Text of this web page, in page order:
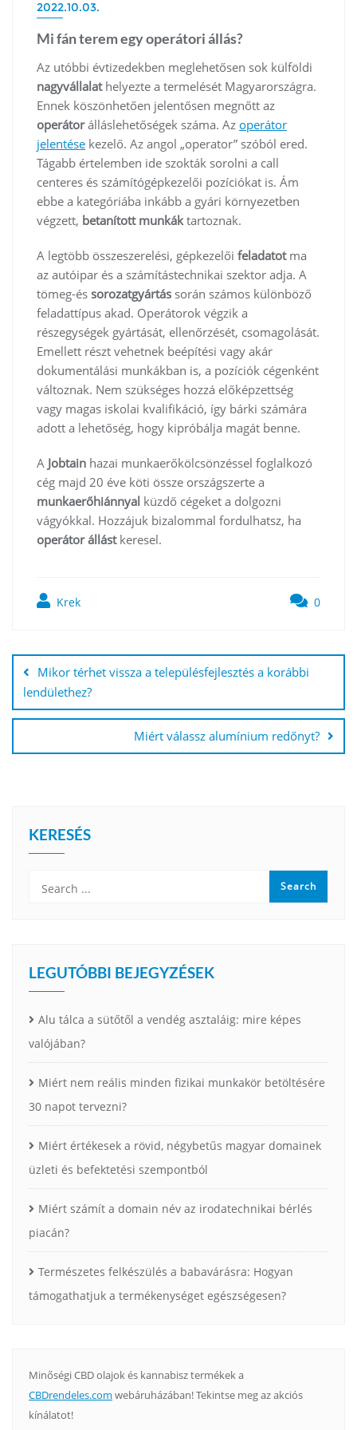
2022.10.03.
Mi fán terem egy operátori állás?
Az utóbbi évtizedekben meglehetősen sok külföldi
nagyvállalat helyezte a termelését Magyarországra.
Ennek köszönhetően jelentősen megnőtt az
operátorálláslehetőségek száma. Az operátor
jelentése kezelő. Az angol „operator” szóból ered.
Tágabb értelemben ide szokták sorolni a call
centeres és számítógépkezelői pozíciókat is. Ám
ebbe a kategóriába inkább a gyári környezetben
végzett, betanított munkák tartoznak.
A legtöbb összeszerelési, gépkezelői feladatot ma
az autóipar és a számítástechnikai szektor adja. A
tömeg-és sorozatgyártás során számos különböző
feladattípus akad. Operátorok végzik a
részegységek gyártását, ellenőrzését, csomagolását.
Emellett részt vehetnek beépítési vagy akár
dokumentálási munkákban is, a pozíciók cégenként
változnak. Nem szükséges hozzá előképzettség
vagy magas iskolai kvalifikáció, így bárki számára
adott a lehetőség, hogy kipróbálja magát benne.
A Jobtain hazai munkaerőkölcsönzéssel foglalkozó
cég majd 20 éve köti össze országszerte a
munkaerőhiánnyal küzdő cégeket a dolgozni
vágyókkal. Hozzájuk bizalommal fordulhatsz, ha
operátor állástkeresel.
Krek 0
navigáció
Mikor térhet vissza a településfejlesztés a korábbi
lendülethez?
Miért válassz alumínium redőnyt?
KERESÉS
LEGUTÓBBI BEJEGYZÉSEK
Alu tálca a sütőtől a vendég asztaláig: mire képes
valójában?
Miért nem reális minden fizikai munkakör betöltésére
30 napot tervezni?
Miért értékesek a rövid, négybetűs magyar domainek
üzleti és befektetési szempontból
Miért számít a domain név az irodatechnikai bérlés
piacán?
Természetes felkészülés a babavárásra: Hogyan
támogathatjuk a termékenységet egészségesen?
Minőségi CBD olajok és kannabisz termékek a
CBDrendeles.com webáruházában! Tekintse meg az akciós
kínálatot!